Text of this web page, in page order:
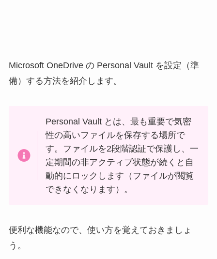
Microsoft OneDrive の Personal Vault を設定（準
備）する方法を紹介します。
Personal Vault とは、最も重要で気密
性の高いファイルを保存する場所で
す。ファイルを2段階認証で保護し、一
定期間の非アクティブ状態が続くと自
動的にロックします（ファイルが閲覧
できなくなります）。
便利な機能なので、使い方を覚えておきましょ
う。